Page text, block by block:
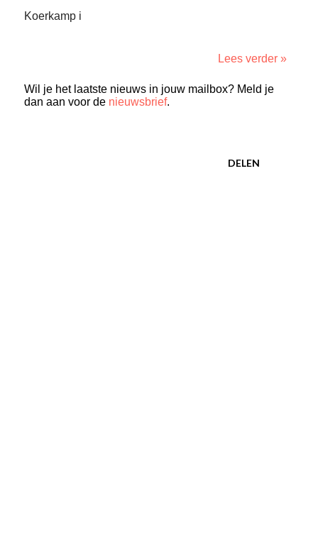
Koerkamp i
Lees verder »
Wil je het laatste nieuws in jouw mailbox? Meld je
dan aan voor de nieuwsbrief.
DELEN